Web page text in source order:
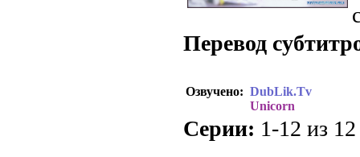
Перевод
Озвучено: DubLik.Tv
Unicorn
Серии: 1-12 из